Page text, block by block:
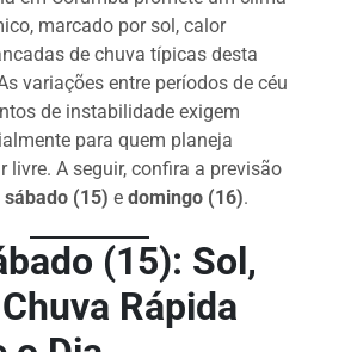
s
s
e
n
g
er
p
y
Li
n
k
marcado por sol, calor
de chuva típicas desta
variações entre períodos de céu
de instabilidade exigem
para quem planeja
livre. A seguir, confira a previsão
sábado (15) edomingo (16).
(15): Sol,
Rápida